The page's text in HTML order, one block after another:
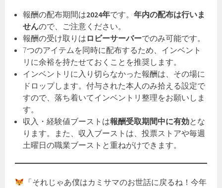
報酬の配布期間は2024年です。年内の配布は行いま
せんので、ご注意ください。
報酬の受け取りは ロビーサーバーでのみ可能です。
7つのアイテムを同時に配布するため、インベント
リに余裕を持たせておくことを推奨します。
インベントリに入り切らなかった報酬は、その場に
ドロップします。付与された本人のみ拾える設定で
すので、落ち着いてインベントリ整理をお願いしま
す。
収入・経験値ブーストは報酬受取期間中に有効とな
ります。また、収入ブーストは、投票ストアや毎週
土曜日の職業ブーストと重ねがけできます。
「それじゃあ僕はカミサマのお世話に戻るね！今年